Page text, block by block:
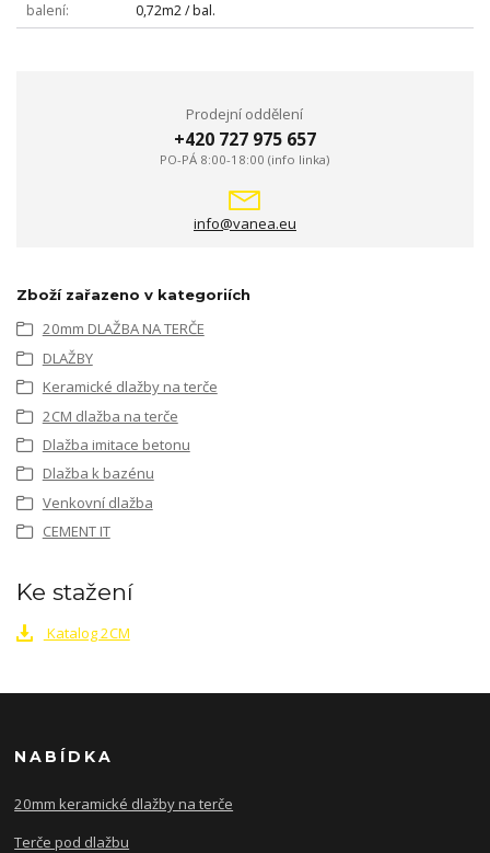
balení
0,72m2 / bal.
Prodejní oddělení
+420 727 975 657
PO-PÁ 8:00-18:00 (info linka)
info@vanea.eu
Zboží zařazeno v kategoriích
20mm DLAŽBA NA TERČE
DLAŽBY
Keramické dlažby na terče
2CM dlažba na terče
Dlažba imitace betonu
Dlažba k bazénu
Venkovní dlažba
CEMENT IT
Ke stažení
Katalog 2CM
NABÍDKA
20mm keramické dlažby na terče
Terče pod dlažbu